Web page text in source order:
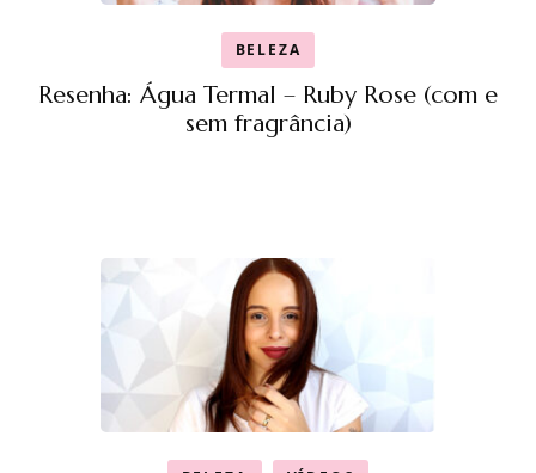
BELEZA
Resenha: Água Termal – Ruby Rose (com e
sem fragrância)